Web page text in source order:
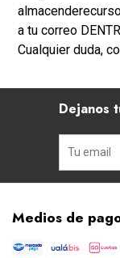
a tu correo
Cualquier duda,
Dejanos
Medios de